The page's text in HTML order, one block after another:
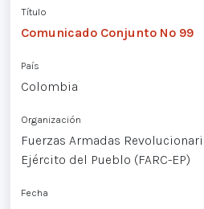
Título
Comunicado Conjunto Nº 99
País
Colombia
Organización
Fuerzas Armadas
Ejército del Pueblo (FARC-EP)
Fecha